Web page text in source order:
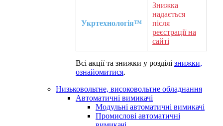
Укртехнологія™
Знижка
надається
після
реєстрації на
сайті
Всі акції та знижки у розділі знижки,
ознайомитися.
Низьковольтне, високовольтне обладнання
Автоматичні вимикачі
Модульні автоматичні вимикачі
Промислові автоматичні